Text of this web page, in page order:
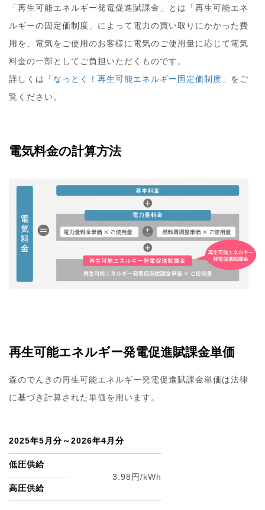
「再生可能エネルギー発電促進賦課金」とは「再生可能エネ
ルギーの固定価制度」によって電力の買い取りにかかった費
用を、電気をご使用のお客様に電気のご使用量に応じて電気
料金の一部としてご負担いただくものです。
詳しくは「 なっとく！再生可能エネルギー固定価制度 」をご
覧ください。
電気料金の計算方法
再生可能エネルギー発電促進賦課金単価
森のでんきの再生可能エネルギー発電促進賦課金単価は法律
に基づき計算された単価を用います。
2025年5月分～2026年4月分
低圧供給
3.98円/kWh
高圧供給